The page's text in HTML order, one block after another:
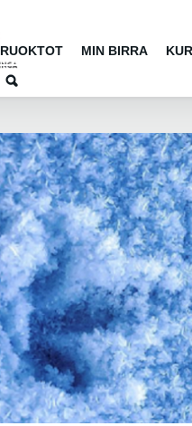
Jump
RUOKTOT MIN BIRRA